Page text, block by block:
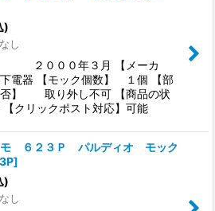
)
し
２０００年３月 【メーカ
器 【モック個数】 １個 【部
否】 取り外し不可 【商品の状
クリックポスト対応】可能
モ ６２３Ｐ パルディオ モック
]
)
し